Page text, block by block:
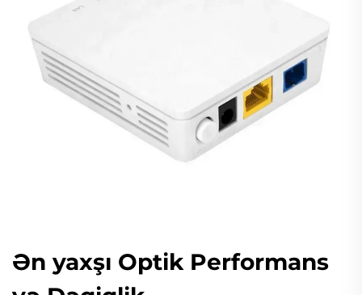
Ən yaxşı Optik Performans